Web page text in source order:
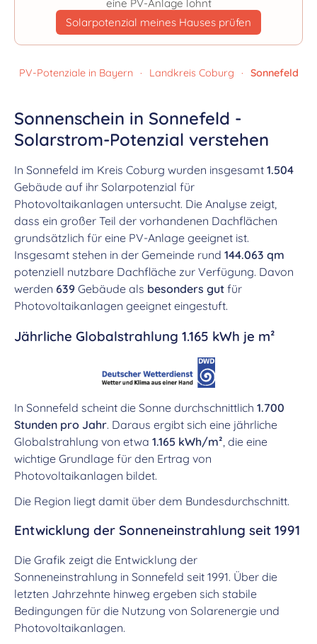
eine PV-Anlage lohnt
Solarpotenzial meines Hauses prüfen
PV-Potenziale in Bayern · Landkreis Coburg · Sonnefeld
Sonnenschein in Sonnefeld -
Solarstrom-Potenzial verstehen
In Sonnefeld im Kreis Coburg wurden insgesamt 1.504
Gebäude auf ihr Solarpotenzial für
Photovoltaikanlagen untersucht. Die Analyse zeigt,
dass ein großer Teil der vorhandenen Dachflächen
grundsätzlich für eine PV-Anlage geeignet ist.
Insgesamt stehen in der Gemeinde rund 144.063 qm
potenziell nutzbare Dachfläche zur Verfügung. Davon
werden 639 Gebäude als besonders gut für
Photovoltaikanlagen geeignet eingestuft.
Jährliche Globalstrahlung 1.165 kWh je m²
In Sonnefeld scheint die Sonne durchschnittlich 1.700
Stunden pro Jahr. Daraus ergibt sich eine jährliche
Globalstrahlung von etwa 1.165 kWh/m², die eine
wichtige Grundlage für den Ertrag von
Photovoltaikanlagen bildet.
Die Region liegt damit über dem Bundesdurchschnitt.
Entwicklung der Sonneneinstrahlung seit 1991
Die Grafik zeigt die Entwicklung der
Sonneneinstrahlung in Sonnefeld seit 1991. Über die
letzten Jahrzehnte hinweg ergeben sich stabile
Bedingungen für die Nutzung von Solarenergie und
Photovoltaikanlagen.